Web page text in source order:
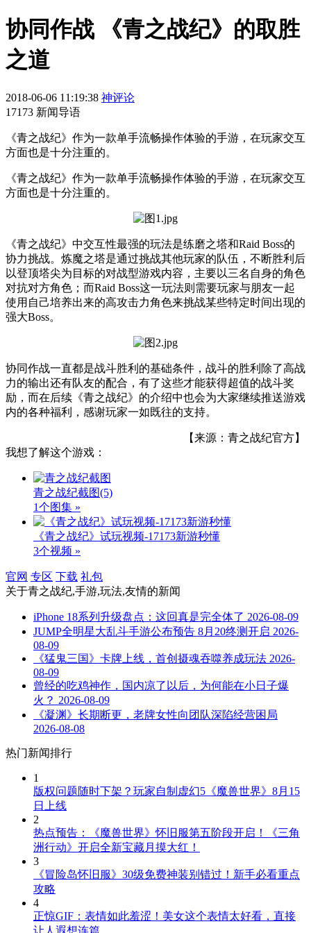
协同作战 《青之战纪》的取胜
之道
2018-06-06 11:19:38 神评论
17173 新闻导语
《青之战纪》作为一款单手流畅操作体验的手游，在玩家交互
方面也是十分注重的。
《青之战纪》作为一款单手流畅操作体验的手游，在玩家交互
方面也是十分注重的。
《青之战纪》中交互性最强的玩法是练磨之塔和Raid Boss的
协力挑战。炼魔之塔是通过挑战其他玩家的队伍，不断胜利后
以登顶塔尖为目标的对战型游戏内容，主要以三名自身的角色
对抗对方角色；而Raid Boss这一玩法则需要玩家与朋友一起
使用自己培养出来的高攻击力角色来挑战某些特定时间出现的
强大Boss。
协同作战一直都是战斗胜利的基础条件，战斗的胜利除了高战
力的输出还有队友的配合，有了这些才能获得超值的战斗奖
励，而在后续《青之战纪》的介绍中也会为大家继续推送游戏
内的各种福利，感谢玩家一如既往的支持。
【来源：青之战纪官方】
我想了解这个游戏：
青之战纪截图(5)
1个图集 »
《青之战纪》试玩视频-17173新游秒懂
3个视频 »
官网 专区 下载 礼包
关于青之战纪,手游,玩法,友情的新闻
iPhone 18系列升级盘点：这回真是完全体了 2026-08-09
JUMP全明星大乱斗手游公布预告 8月20终测开启 2026-
08-09
《猛鬼三国》卡牌上线，首创摄魂吞噬养成玩法 2026-
08-09
曾经的吃鸡神作，国内凉了以后，为何能在小日子爆
火？ 2026-08-09
《凝渊》长期断更，老牌女性向团队深陷经营困局
2026-08-08
热门新闻排行
1
版权问题随时下架？玩家自制虚幻5《魔兽世界》8月15
日上线
2
热点预告：《魔兽世界》怀旧服第五阶段开启！《三角
洲行动》开启全新宝藏月摸大红！
3
《冒险岛怀旧服》30级免费神装别错过！新手必看重点
攻略
4
正惊GIF：表情如此羞涩！美女这个表情太好看，直接
让人遐想连篇